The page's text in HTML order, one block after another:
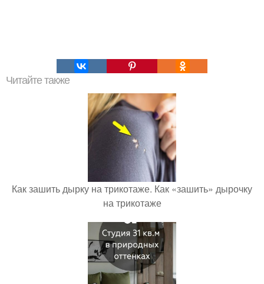
Читайте также
Как зашить дырку на трикотаже. Как «зашить» дырочку
на трикотаже